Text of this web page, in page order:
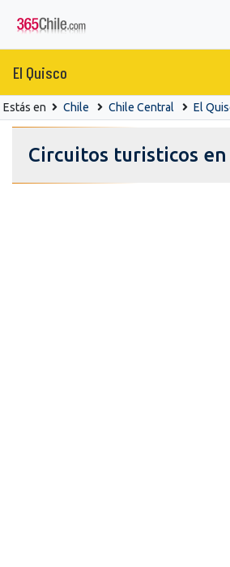
El Quisco
Estás en Chile Chile Central El
Circuitos turisticos en